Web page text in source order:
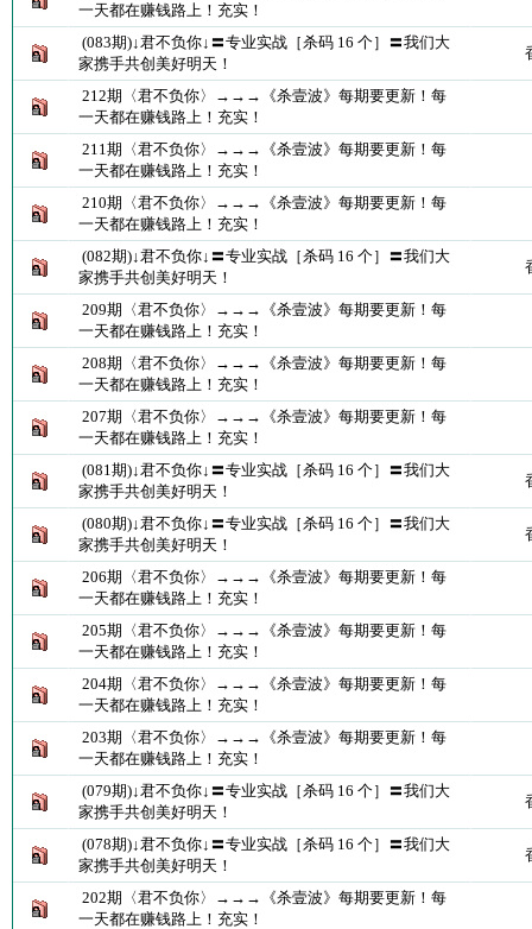
一天都在赚钱路上！充实！
(083期)↓君不负你↓〓专业实战［杀码 16 个］〓我们大
家携手共创美好明天！
212期〈君不负你〉→→→《杀壹波》每期要更新！每
一天都在赚钱路上！充实！
211期〈君不负你〉→→→《杀壹波》每期要更新！每
一天都在赚钱路上！充实！
210期〈君不负你〉→→→《杀壹波》每期要更新！每
一天都在赚钱路上！充实！
(082期)↓君不负你↓〓专业实战［杀码 16 个］〓我们大
家携手共创美好明天！
209期〈君不负你〉→→→《杀壹波》每期要更新！每
一天都在赚钱路上！充实！
208期〈君不负你〉→→→《杀壹波》每期要更新！每
一天都在赚钱路上！充实！
207期〈君不负你〉→→→《杀壹波》每期要更新！每
一天都在赚钱路上！充实！
(081期)↓君不负你↓〓专业实战［杀码 16 个］〓我们大
家携手共创美好明天！
(080期)↓君不负你↓〓专业实战［杀码 16 个］〓我们大
家携手共创美好明天！
206期〈君不负你〉→→→《杀壹波》每期要更新！每
一天都在赚钱路上！充实！
205期〈君不负你〉→→→《杀壹波》每期要更新！每
一天都在赚钱路上！充实！
204期〈君不负你〉→→→《杀壹波》每期要更新！每
一天都在赚钱路上！充实！
203期〈君不负你〉→→→《杀壹波》每期要更新！每
一天都在赚钱路上！充实！
(079期)↓君不负你↓〓专业实战［杀码 16 个］〓我们大
家携手共创美好明天！
(078期)↓君不负你↓〓专业实战［杀码 16 个］〓我们大
家携手共创美好明天！
202期〈君不负你〉→→→《杀壹波》每期要更新！每
一天都在赚钱路上！充实！